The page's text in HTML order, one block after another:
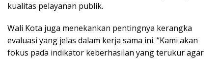
kualitas pelayanan publik.
Wali Kota juga menekankan pentingnya kerangka
evaluasi yang jelas dalam kerja sama ini. “Kami akan
fokus pada indikator keberhasilan yang terukur agar